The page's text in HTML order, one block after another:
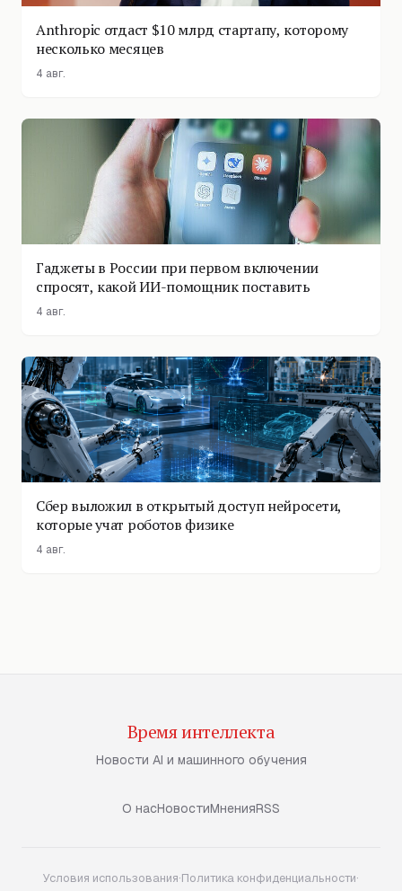
Anthropic отдаст $10 млрд стартапу, которому
несколько месяцев
4 авг.
Гаджеты в России при первом включении
спросят, какой ИИ-помощник поставить
4 авг.
Сбер выложил в открытый доступ нейросети,
которые учат роботов физике
4 авг.
Время интеллекта
Новости AI и машинного обучения
О насНовостиМненияRSS
Условия использования·Политика конфиденциальности·